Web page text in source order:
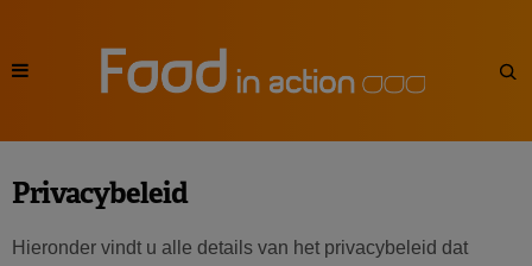
Privacybeleid
Hieronder vindt u alle details van het privacybeleid dat